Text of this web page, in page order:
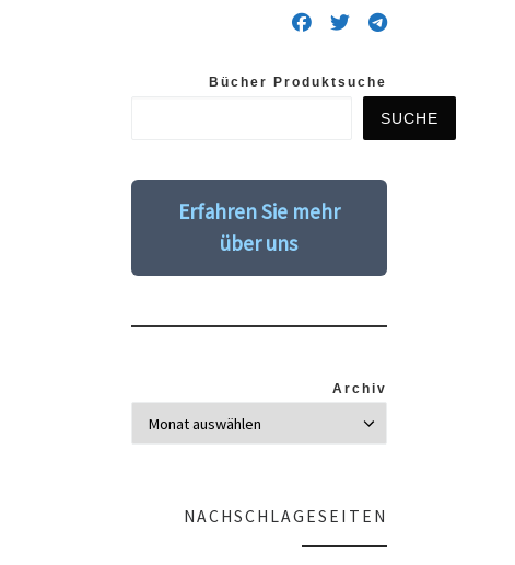
Bücher Produktsuche
SUCHE
Erfahren Sie mehr
über uns
Archiv
NACHSCHLAGESEITEN